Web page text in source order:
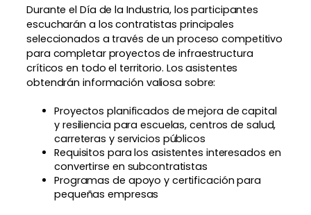
Durante el Día de la Industria, los participantes
escucharán a los contratistas principales
seleccionados a través de un proceso competitivo
para completar proyectos de infraestructura
críticos en todo el territorio. Los asistentes
obtendrán información valiosa sobre:
Proyectos planificados de mejora de capital
y resiliencia para escuelas, centros de salud,
carreteras y servicios públicos
Requisitos para los asistentes interesados en
convertirse en subcontratistas
Programas de apoyo y certificación para
pequeñas empresas